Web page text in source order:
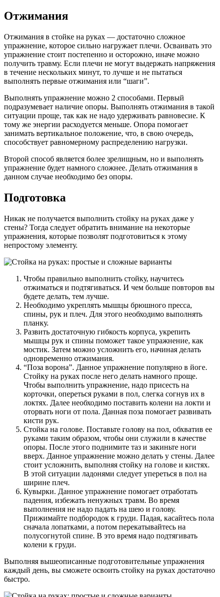
Отжимания
Отжимания в стойке на руках — достаточно сложное
упражнение, которое сильно нагружает плечи. Осваивать это
упражнение стоит постепенно и осторожно, иначе можно
получить травму. Если плечи не могут выдержать напряжения
в течение нескольких минут, то лучше и не пытаться
выполнять первые отжимания или “шаги”.
Выполнять упражнение можно 2 способами. Первый
подразумевает наличие опоры. Выполнять отжимания в такой
ситуации проще, так как не надо удерживать равновесие. К
тому же энергии расходуется меньше. Опора помогает
занимать вертикальное положение, что, в свою очередь,
способствует равномерному распределению нагрузки.
Второй способ является более зрелищным, но и выполнять
упражнение будет намного сложнее. Делать отжимания в
данном случае необходимо без опоры.
Подготовка
Никак не получается выполнить стойку на руках даже у
стены? Тогда следует обратить внимание на некоторые
упражнения, которые позволят подготовиться к этому
непростому элементу.
Чтобы правильно выполнить стойку, научитесь
отжиматься и подтягиваться. И чем больше повторов вы
будете делать, тем лучше.
Необходимо укреплять мышцы брюшного пресса,
спины, рук и плеч. Для этого необходимо выполнять
планку.
Развить достаточную гибкость корпуса, укрепить
мышцы рук и спины поможет такое упражнение, как
мостик. Затем можно усложнить его, начиная делать
одновременно отжимания.
“Поза ворона”. Данное упражнение популярно в йоге.
Стойку на руках после него делать намного проще.
Чтобы выполнить упражнение, надо присесть на
корточки, опереться руками в пол, слегка согнув их в
локтях. Далее необходимо поставить колени на локти и
оторвать ноги от пола. Данная поза помогает развивать
кисти рук.
Стойка на голове. Поставьте голову на пол, обхватив ее
руками таким образом, чтобы они служили в качестве
опоры. После этого поднимите таз и закиньте ноги
вверх. Данное упражнение можно делать у стены. Далее
стоит усложнить, выполняя стойку на голове и кистях.
В этой ситуации ладонями следует упереться в пол на
ширине плеч.
Кувырки. Данное упражнение помогает отработать
падения, избежать ненужных травм. Во время
выполнения не надо падать на шею и голову.
Прижимайте подбородок к груди. Падая, касайтесь пола
сначала лопатками, а потом перекатывайтесь на
полусогнутой спине. В это время надо подтягивать
колени к груди.
Выполняя вышеописанные подготовительные упражнения
каждый день, вы сможете освоить стойку на руках достаточно
быстро.